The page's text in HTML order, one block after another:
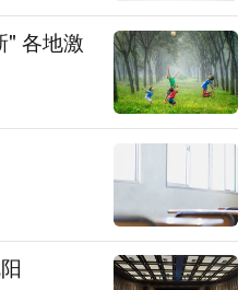
" 各地激